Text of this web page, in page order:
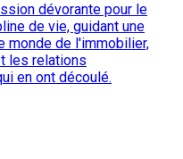
dévorante pour le
de vie, guidant une
monde de l'immobilier,
les relations
en ont découlé.